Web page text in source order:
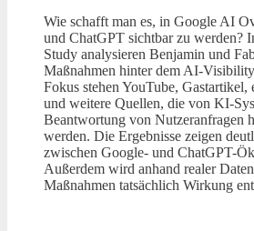
Wie schafft man es, in Google AI
und ChatGPT sichtbar zu werden?
Study analysieren Benjamin und
Maßnahmen hinter dem AI-
Fokus stehen YouTube, Gastartikel,
und weitere Quellen, die von KI-
Beantwortung von Nutzeranfragen
werden. Die Ergebnisse zeigen
zwischen Google- und ChatGPT-
Außerdem wird anhand realer
Maßnahmen tatsächlich Wirkung